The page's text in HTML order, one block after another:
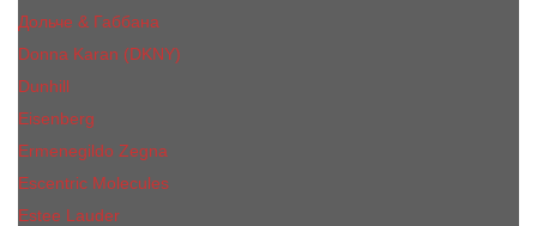
Дольче & Габбана
Donna Karan (DKNY)
Dunhill
Eisenberg
Ermenegildo Zegna
Escentric Molecules
Еsteе Lаudеr